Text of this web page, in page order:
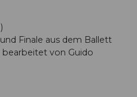
Finale aus dem Ballett
bearbeitet von Guido